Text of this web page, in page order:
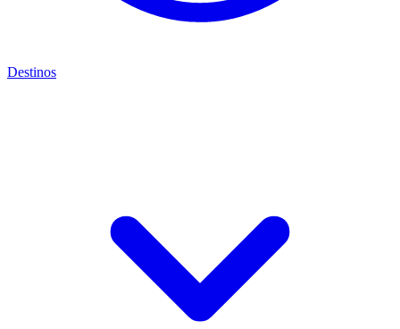
Destinos